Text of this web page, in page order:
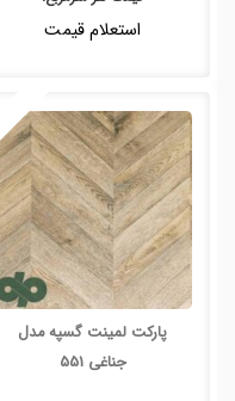
استعلام قیمت
پارکت لمینت گسپه مدل
جناغی 551